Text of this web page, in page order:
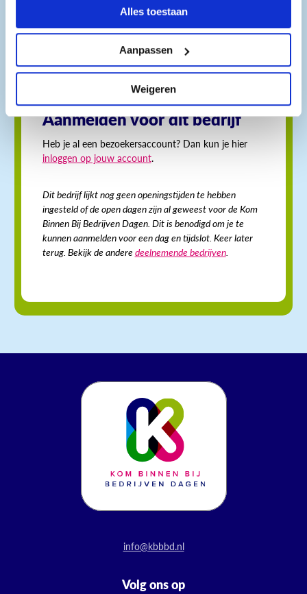
Alles toestaan
Aanpassen
Weigeren
Aanmelden voor dit bedrijf
Heb je al een bezoekersaccount? Dan kun je hier
inloggen op jouw account.
Dit bedrijf lijkt nog geen openingstijden te hebben
ingesteld of de open dagen zijn al geweest voor de Kom
Binnen Bij Bedrijven Dagen. Dit is benodigd om je te
kunnen aanmelden voor een dag en tijdslot. Keer later
terug. Bekijk de anderedeelnemende bedrijven.
info@kbbbd.nl
Volg ons op